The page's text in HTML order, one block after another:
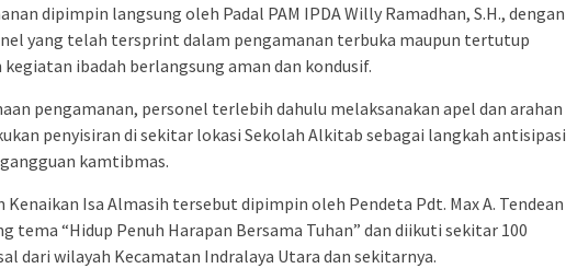
dipimpin langsung oleh Padal PAM IPDA Willy Ramadhan, S.H., dengan
yang telah tersprint dalam pengamanan terbuka maupun tertutup
ibadah berlangsung aman dan kondusif.
pengamanan, personel terlebih dahulu melaksanakan apel dan arahan
penyisiran di sekitar lokasi Sekolah Alkitab sebagai langkah antisipasi
kamtibmas.
Isa Almasih tersebut dipimpin oleh Pendeta Pdt. Max A. Tendean
tema “Hidup Penuh Harapan Bersama Tuhan” dan diikuti sekitar 100
dari wilayah Kecamatan Indralaya Utara dan sekitarnya.